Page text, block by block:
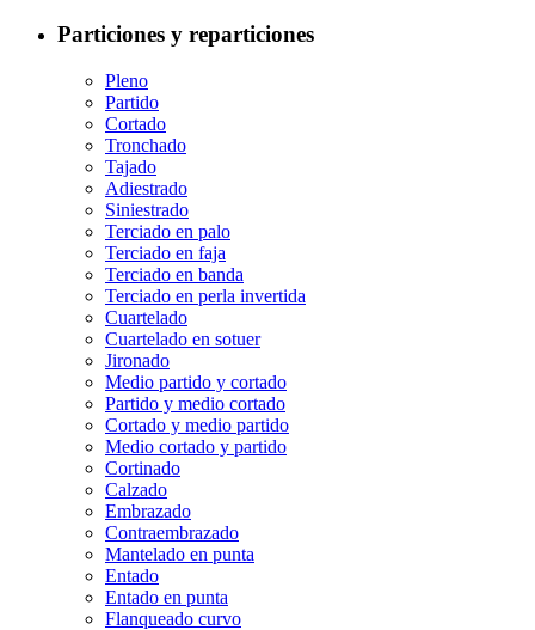
Particiones y reparticiones
Pleno
Partido
Cortado
Tronchado
Tajado
Adiestrado
Siniestrado
Terciado en palo
Terciado en faja
Terciado en banda
Terciado en perla invertida
Cuartelado
Cuartelado en sotuer
Jironado
Medio partido y cortado
Partido y medio cortado
Cortado y medio partido
Medio cortado y partido
Cortinado
Calzado
Embrazado
Contraembrazado
Mantelado en punta
Entado
Entado en punta
Flanqueado curvo